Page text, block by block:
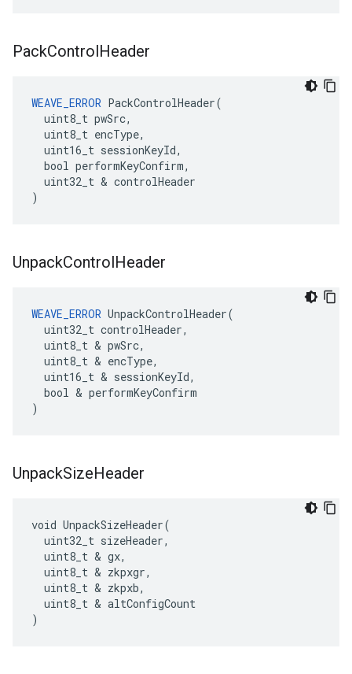
PackControlHeader
WEAVE_ERROR PackControlHeader(
  uint8_t pwSrc,
  uint8_t encType,
  uint16_t sessionKeyId,
  bool performKeyConfirm,
  uint32_t & controlHeader
)
UnpackControlHeader
WEAVE_ERROR UnpackControlHeader(
  uint32_t controlHeader,
  uint8_t & pwSrc,
  uint8_t & encType,
  uint16_t & sessionKeyId,
  bool & performKeyConfirm
)
UnpackSizeHeader
void UnpackSizeHeader(
  uint32_t sizeHeader,
  uint8_t & gx,
  uint8_t & zkpxgr,
  uint8_t & zkpxb,
  uint8_t & altConfigCount
)